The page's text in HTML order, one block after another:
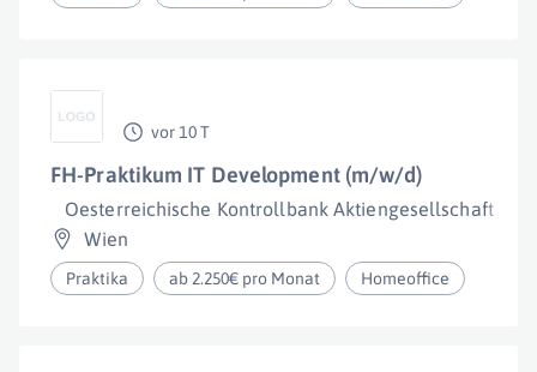
vor 10 T
FH-Praktikum IT Development (m/w/d)
Oesterreichische Kontrollbank Aktiengesellschaft
Wien
Praktika ab 2.250€ pro Monat Homeoffice